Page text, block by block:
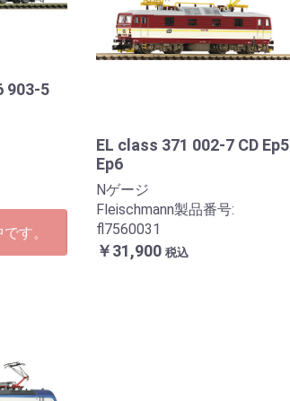
903-5
す。
EL class 371 002-7 CD Ep5
Ep6
Nゲージ
Fleischmann製品番号:
fl7560031
￥31,900 税込